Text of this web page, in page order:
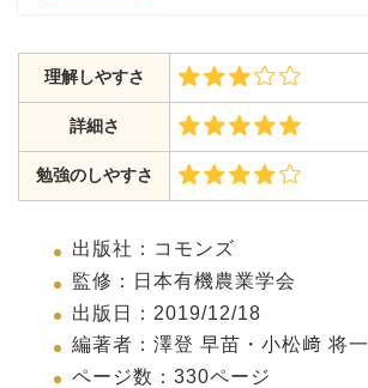
理解しやすさ
詳細さ
勉強のしやすさ
出版社：コモンズ
監修：日本有機農業学会
出版日：2019/12/18
編著者：澤登 早苗・小松﨑 将一
ページ数：330ページ